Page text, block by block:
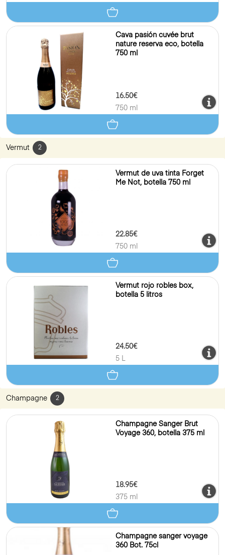
Cava pasión cuvée brut
nature reserva eco, botella
750 ml
16.50€
750 ml
Vermut 2
Vermut de uva tinta Forget
Me Not, botella 750 ml
22.85€
750 ml
Vermut rojo robles box,
botella 5 litros
24.50€
5 L
Champagne 2
Champagne Sanger Brut
Voyage 360, botella 375 ml
18.95€
375 ml
Champagne sanger voyage
360 Bot. 75cl